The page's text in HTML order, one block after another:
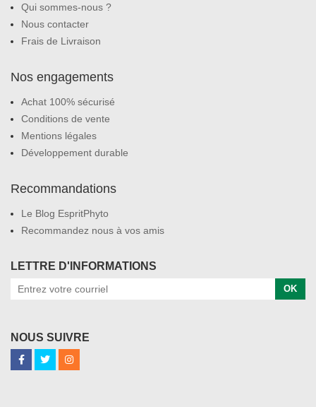
Qui sommes-nous ?
Nous contacter
Frais de Livraison
Nos engagements
Achat 100% sécurisé
Conditions de vente
Mentions légales
Développement durable
Recommandations
Le Blog EspritPhyto
Recommandez nous à vos amis
LETTRE D'INFORMATIONS
OK
NOUS SUIVRE